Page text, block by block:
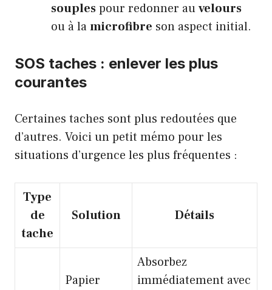
souplespour redonner auvelours
ou à lamicrofibre son aspect initial.
SOS taches : enlever les plus
courantes
Certaines taches sont plus redoutées que
d’autres. Voici un petit mémo pour les
situations d’urgence les plus fréquentes :
Type
de
tache
Solution Détails
Papier
Absorbez
immédiatement avec